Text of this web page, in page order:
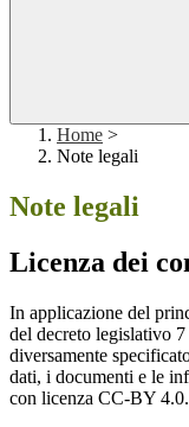
Home >
Note legali
Note legali
Licenza dei
In applicazione del
del decreto legislativo
diversamente
dati, i documenti e le
con licenza CC-BY 4.0.